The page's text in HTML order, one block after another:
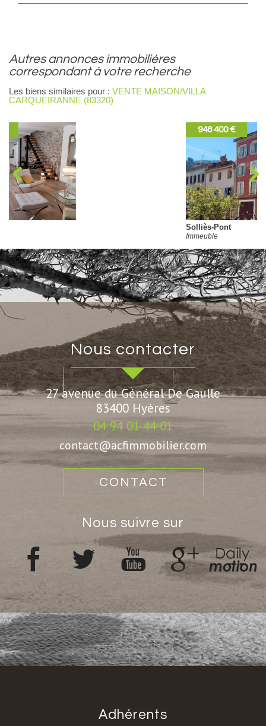
autres annonces immobilières
correspondant à votre recherche
Les biens similaires pour : VENTE MAISON/VILLA
CARQUEIRANNE (83320)
nous contacter
27 avenue du Général De Gaulle
83400 Hyères
04 94 01 44 01
contact@acfimmobilier.com
CONTACT
nous suivre sur
adhérents